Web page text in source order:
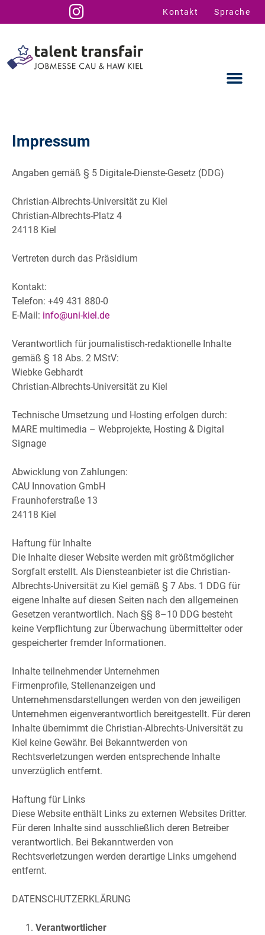
Kontakt Sprache
Impressum
Angaben gemäß § 5 Digitale-Dienste-Gesetz (DDG)
Christian-Albrechts-Universität zu Kiel
Christian-Albrechts-Platz 4
24118 Kiel
Vertreten durch das Präsidium
Kontakt:
Telefon: +49 431 880-0
E-Mail: info@uni-kiel.de
Verantwortlich für journalistisch-redaktionelle Inhalte
gemäß § 18 Abs. 2 MStV:
Wiebke Gebhardt
Christian-Albrechts-Universität zu Kiel
Technische Umsetzung und Hosting erfolgen durch:
MARE multimedia – Webprojekte, Hosting & Digital
Signage
Abwicklung von Zahlungen:
CAU Innovation GmbH
Fraunhoferstraße 13
24118 Kiel
Haftung für Inhalte
Die Inhalte dieser Website werden mit größtmöglicher
Sorgfalt erstellt. Als Diensteanbieter ist die Christian-
Albrechts-Universität zu Kiel gemäß § 7 Abs. 1 DDG für
eigene Inhalte auf diesen Seiten nach den allgemeinen
Gesetzen verantwortlich. Nach §§ 8–10 DDG besteht
keine Verpflichtung zur Überwachung übermittelter oder
gespeicherter fremder Informationen.
Inhalte teilnehmender Unternehmen
Firmenprofile, Stellenanzeigen und
Unternehmensdarstellungen werden von den jeweiligen
Unternehmen eigenverantwortlich bereitgestellt. Für deren
Inhalte übernimmt die Christian-Albrechts-Universität zu
Kiel keine Gewähr. Bei Bekanntwerden von
Rechtsverletzungen werden entsprechende Inhalte
unverzüglich entfernt.
Haftung für Links
Diese Website enthält Links zu externen Websites Dritter.
Für deren Inhalte sind ausschließlich deren Betreiber
verantwortlich. Bei Bekanntwerden von
Rechtsverletzungen werden derartige Links umgehend
entfernt.
DATENSCHUTZERKLÄRUNG
Verantwortlicher